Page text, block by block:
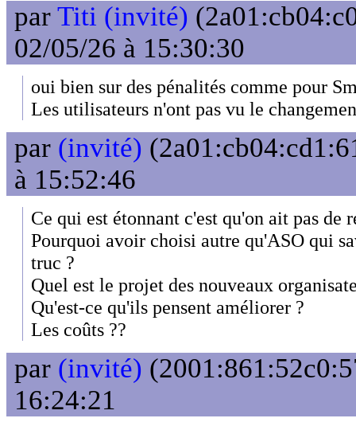
par Titi (invité)
02/05/26 à 15:30:30
oui bien sur des pénalités comme pour
Les utilisateurs n'ont pas vu le
par (invité)
à 15:52:46
Ce qui est étonnant c'est qu'on ait pas de
Pourquoi avoir choisi autre qu'ASO qui
truc ?
Quel est le projet des nouveaux
Qu'est-ce qu'ils pensent améliorer ?
Les coûts ??
par (invité)
16:24:21